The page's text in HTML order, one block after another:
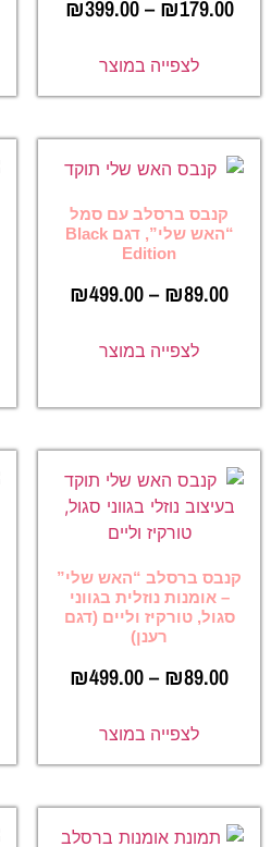
₪179.00
–
₪399.00
לצפייה במוצר
קנבס ברסלב עם סמל
“האש שלי”, דגם Black
Edition
₪89.00
–
₪499.00
לצפייה במוצר
קנבס ברסלב “האש שלי”
– אומנות נוזלית בגווני
סגול, טורקיז וליים (דגם
רענן)
₪89.00
–
₪499.00
לצפייה במוצר